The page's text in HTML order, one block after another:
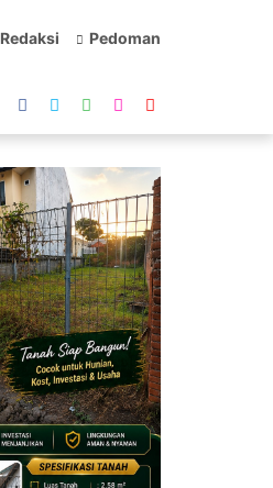
Redaksi Pedoman